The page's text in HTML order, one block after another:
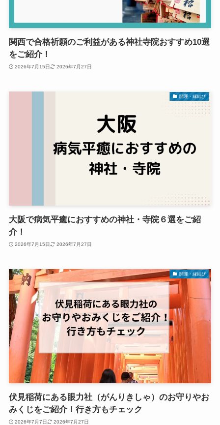
関西で合格祈願のご利益がある神社寺院おすすめ10選
をご紹介！
2026年7月15日 2026年7月27日
開運・縁結び
大阪で病気平癒におすすめの神社・寺院６選をご紹
介！
2026年7月15日 2026年7月27日
開運・縁結び
伏見稲荷にある眼力社（がんりきしゃ）のお守りやお
みくじをご紹介！行き方もチェック
2026年7月7日 2026年7月27日